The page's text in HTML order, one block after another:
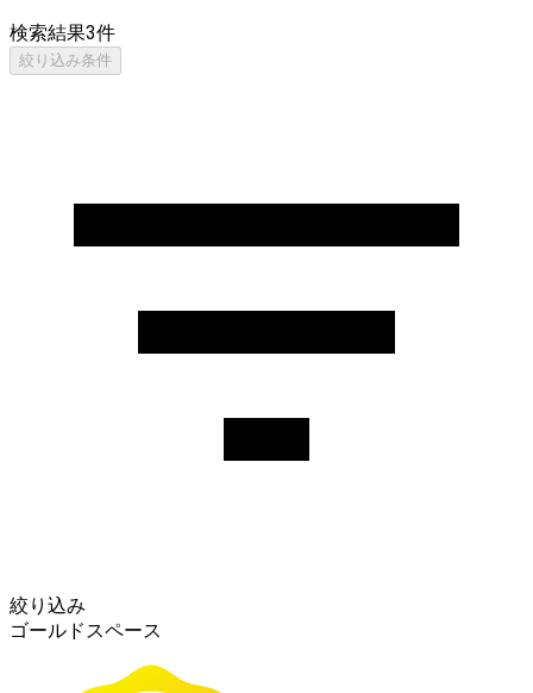
検索結果3件
絞り込み条件
絞り込み
ゴールドスペース